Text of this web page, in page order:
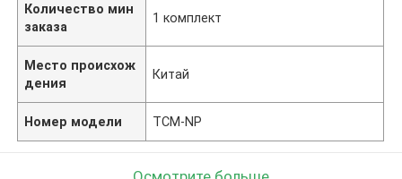
Количество мин
заказа
1 комплект
Место происхож
дения
Китай
Номер модели TCM-NP